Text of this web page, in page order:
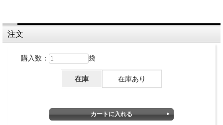
合わせ中火にかけてから１４０mlの牛乳を加え温めて沸騰直前に
火を止めればホットココアのできあがりです。乳製品不使用、ベ
非アルカリ処理（ナチュラルプロセス）とはカカオ豆をアルカリ
溶液で処理しないで焙煎・粉砕して作られるためカカオ本来の濃
です。アルカリ処理がされているココアより水に溶けにくくダマ
になりやすいですが健康重視の方やカカオ本来の風味を楽しみた
注文
購入数： 袋
在庫 在庫あり